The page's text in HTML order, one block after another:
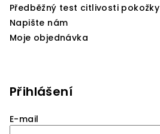
Předběžný test citlivosti pokožky
Napište nám
Moje objednávka
Přihlášení
E-mail